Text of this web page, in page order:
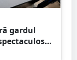
gardul